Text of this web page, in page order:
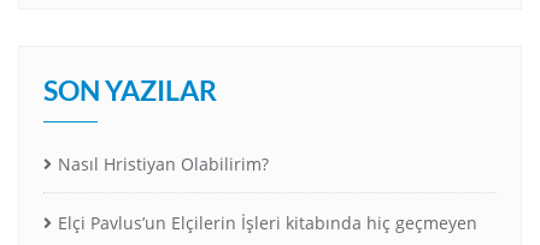
SON YAZILAR
Nasıl Hristiyan Olabilirim?
Elçi Pavlus’un Elçilerin İşleri kitabında hiç geçmeyen